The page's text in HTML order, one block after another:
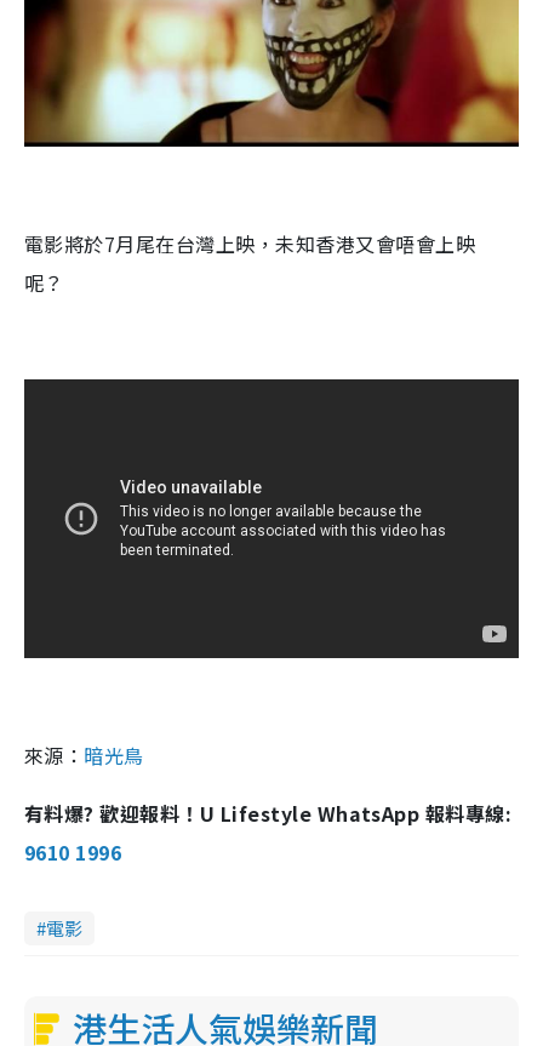
電影將於7月尾在台灣上映，未知香港又會唔會上映
呢？
來源： 暗光鳥
有料爆? 歡迎報料！U Lifestyle WhatsApp 報料專線:
9610 1996
電影
港生活人氣娛樂新聞